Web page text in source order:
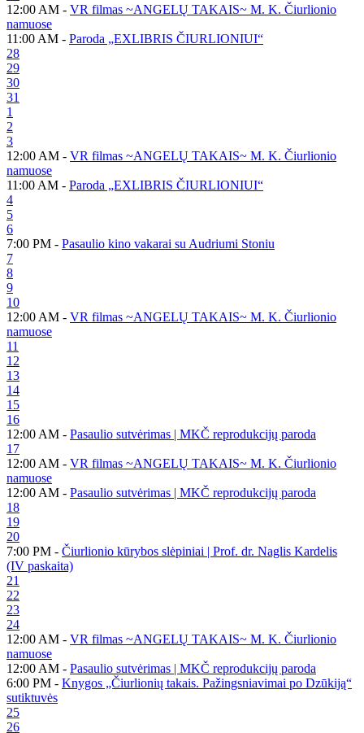
12:00 AM - VR filmas ~ANGELŲ TAKAIS~ M. K. Čiurlionio
namuose
11:00 AM - Paroda „EXLIBRIS ČIURLIONIUI“
28
29
30
31
1
2
3
12:00 AM - VR filmas ~ANGELŲ TAKAIS~ M. K. Čiurlionio
namuose
11:00 AM - Paroda „EXLIBRIS ČIURLIONIUI“
4
5
6
7:00 PM - Pasaulio kino vakarai su Audriumi Stoniu
7
8
9
10
12:00 AM - VR filmas ~ANGELŲ TAKAIS~ M. K. Čiurlionio
namuose
11
12
13
14
15
16
12:00 AM - Pasaulio sutvėrimas | MKČ reprodukcijų paroda
17
12:00 AM - VR filmas ~ANGELŲ TAKAIS~ M. K. Čiurlionio
namuose
12:00 AM - Pasaulio sutvėrimas | MKČ reprodukcijų paroda
18
19
20
7:00 PM - Čiurlionio kūrybos slėpiniai | Prof. dr. Naglis Kardelis
(IV paskaita)
21
22
23
24
12:00 AM - VR filmas ~ANGELŲ TAKAIS~ M. K. Čiurlionio
namuose
12:00 AM - Pasaulio sutvėrimas | MKČ reprodukcijų paroda
6:00 PM - Knygos „Čiurlionių takais. Pažingsniavimai po Dzūkiją“
sutiktuvės
25
26